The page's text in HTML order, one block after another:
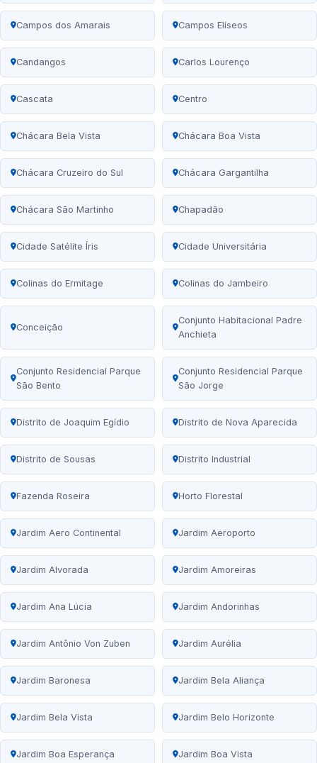
Campos dos Amarais Campos Elíseos
Candangos Carlos Lourenço
Cascata Centro
Chácara Bela Vista Chácara Boa Vista
Chácara Cruzeiro do Sul Chácara Gargantilha
Chácara São Martinho Chapadão
Cidade Satélite Íris Cidade Universitária
Colinas do Ermitage Colinas do Jambeiro
Conceição
Conjunto Habitacional Padre
Anchieta
Conjunto Residencial Parque
São Bento
Conjunto Residencial Parque
São Jorge
Distrito de Joaquim Egídio Distrito de Nova Aparecida
Distrito de Sousas Distrito Industrial
Fazenda Roseira Horto Florestal
Jardim Aero Continental Jardim Aeroporto
Jardim Alvorada Jardim Amoreiras
Jardim Ana Lúcia Jardim Andorinhas
Jardim Antônio Von Zuben Jardim Aurélia
Jardim Baronesa Jardim Bela Aliança
Jardim Bela Vista Jardim Belo Horizonte
Jardim Boa Esperança Jardim Boa Vista